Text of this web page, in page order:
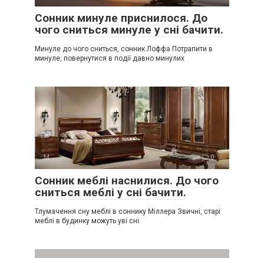
Сонник минуле приснилося. До
чого сниться минуле у сні бачити.
Минуле до чого сниться, сонник Лоффа Потрапити в
минуле, повернутися в події давно минулих
М 0
Сонник меблі наснилися. До чого
сниться меблі у сні бачити.
Тлумачення сну меблі в соннику Міллера Звичні, старі
меблі в будинку можуть уві сні